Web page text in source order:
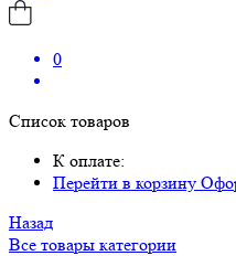
0
Список товаров
К оплате:
Перейти в корзину
Назад
Все товары категории